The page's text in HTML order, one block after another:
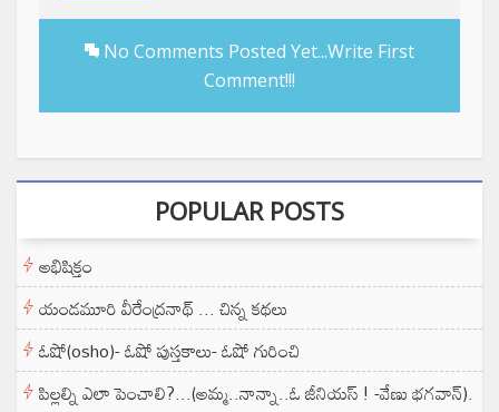
No Comments Posted Yet...Write First
Comment!!!
POPULAR POSTS
అభిషిక్తం
యండమూరి వీరేంద్రనాథ్ ... చిన్న కథలు
ఓషో(osho)- ఓషో పుస్తకాలు- ఓషో గురించి
పిల్లల్ని ఎలా పెంచాలి?...(అమ్మ..నాన్నా..ఓ జీనియస్ ! -వేణు భగవాన్).